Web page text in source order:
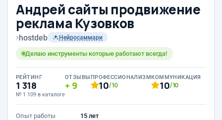
Андрей сайты продвижение
реклама Кузовков
›hostdeb Нейросаммари
Делаю инструменты которые работают всегда!
РЕЙТИНГ
1 318
№ 1 109 в каталоге
ОТЗЫВЫ
9
ПРОФЕССИОНАЛИЗМ
10/10
КОММУНИКАЦИЯ
10/10
Опыт работы
15 лет